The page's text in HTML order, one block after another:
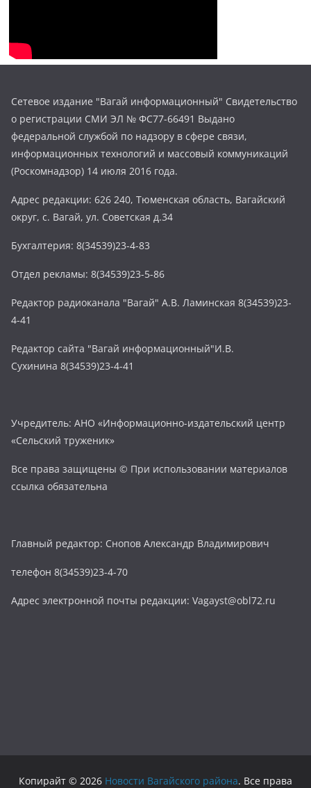
Сетевое издание "Вагай информационный" Свидетельство
о регистрации СМИ ЭЛ № ФС77-66491 Выдано
федеральной службой по надзору в сфере связи,
информационных технологий и массовый коммуникаций
(Роскомнадзор) 14 июля 2016 года.
Адрес редакции: 626 240, Тюменская область, Вагайский
округ, с. Вагай, ул. Советская д.34
Бухгалтерия: 8(34539)23-4-83
Отдел рекламы: 8(34539)23-5-86
Редактор радиоканала "Вагай" А.В. Ламинская 8(34539)23-
4-41
Редактор сайта "Вагай информационный"И.В.
Сухинина 8(34539)23-4-41
Учредитель: АНО «Информационно-издательский центр
«Сельский труженик»
Все права защищены © При использовании материалов
ссылка обязательна
Главный редактор: Снопов Александр Владимирович
телефон 8(34539)23-4-70
Адрес электронной почты редакции: Vagayst@obl72.ru
Копирайт © 2026 Новости Вагайского района. Все права